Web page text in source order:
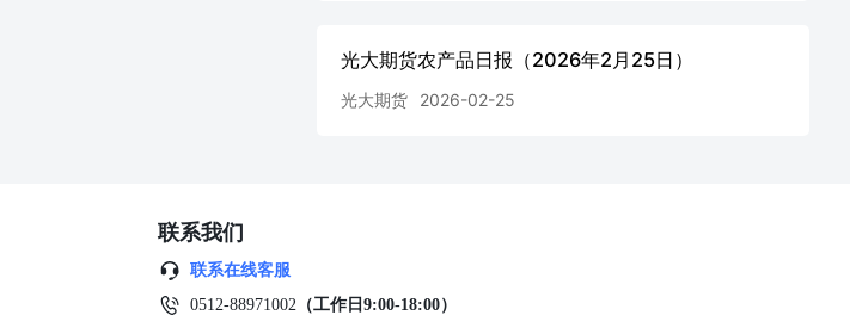
光大期货农产品日报（2026年2月25日）
光大期货 2026-02-25
联系我们
联系在线客服
0512-88971002 （工作日9:00-18:00）